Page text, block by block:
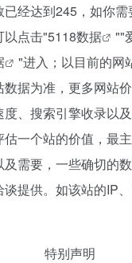
经达到245，如你
以点击"5118数据 ""
"进入；以目前的网
据为准，更多网站
、搜索引擎收录以
一个站的价值，最
需要，一些确切的
提供。如该站的IP
特别声明